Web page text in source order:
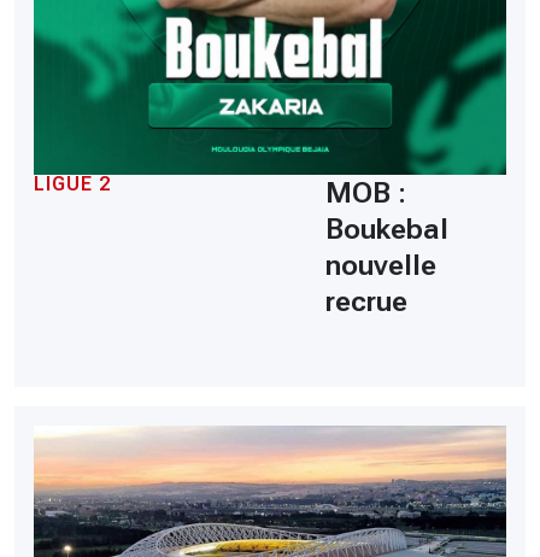
LIGUE 2
MOB :
Boukebal
nouvelle
recrue